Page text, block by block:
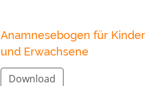
Anamnesebogen für Kinder
und Erwachsene
Download